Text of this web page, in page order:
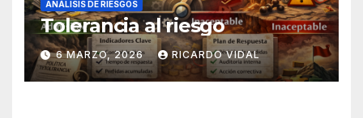
ANÁLISIS DE RIESGOS
Tolerancia al riesgo
6 MARZO, 2026 RICARDO VIDAL